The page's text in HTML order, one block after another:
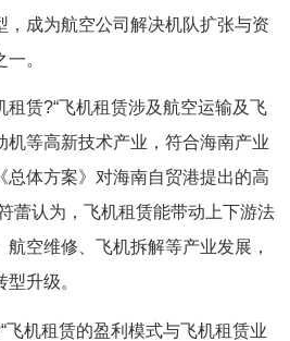
，成为航空公司解决机队扩张与资
。
租赁?“飞机租赁涉及航空运输及飞
机等高新技术产业，符合海南产业
总体方案》对海南自贸港提出的高
蕾认为，飞机租赁能带动上下游法
空维修、飞机拆解等产业发展，
升级。
飞机租赁的盈利模式与飞机租赁业